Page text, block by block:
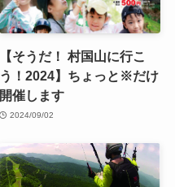
【そうだ！ 村国山に行こ
う！2024】ちょっと※だけ
開催します
2024/09/02